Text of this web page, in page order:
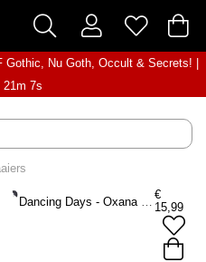
Nu Goth, Occult & Secrets! |
21m 7s
Dancing Days - Oxana Waaier - Zwart
€
15,99